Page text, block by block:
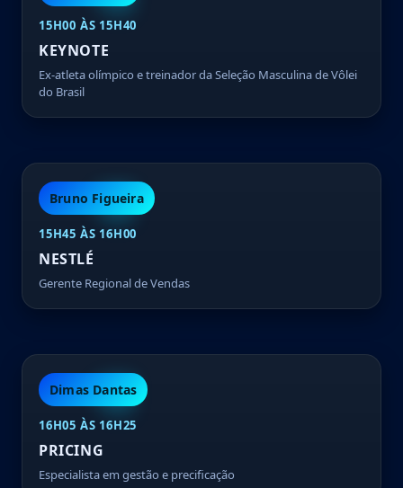
15H00 ÀS 15H40
KEYNOTE
Ex-atleta olímpico e treinador da Seleção Masculina de Vôlei
do Brasil
Bruno Figueira
15H45 ÀS 16H00
NESTLÉ
Gerente Regional de Vendas
Dimas Dantas
16H05 ÀS 16H25
PRICING
Especialista em gestão e precificação